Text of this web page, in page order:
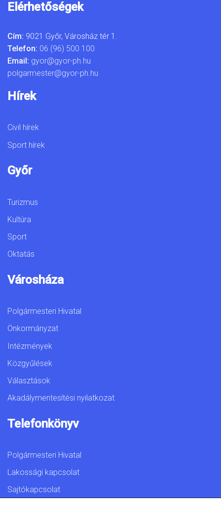
Elérhetőségek
Cím: 9021 Győr, Városház tér 1.
Telefon: 06 (96) 500 100
Email: gyor@gyor-ph.hu
polgarmester@gyor-ph.hu
Hírek
Civil hírek
Sport hírek
Győr
Turizmus
Kultúra
Sport
Oktatás
Városháza
Polgármesteri Hivatal
Önkormányzat
Intézmények
Közgyűlések
Választások
Akadálymentesítési nyilatkozat
Telefonkönyv
Polgármesteri Hivatal
Lakossági kapcsolat
Sajtókapcsolat